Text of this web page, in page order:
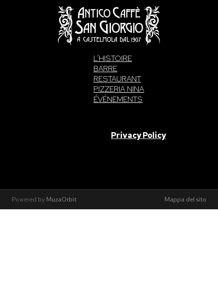
L’HISTOIRE
BARRE
RESTAURANT
PIZZERIA NINA
ÉVÉNEMENTS
Privacy Policy
Powered by MuzaOrbit Mappa del sito